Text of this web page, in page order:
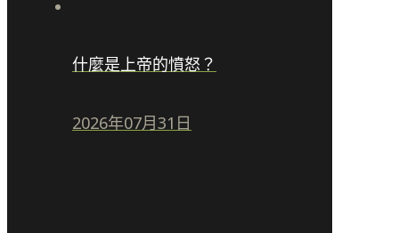
什麼是上帝的憤怒？
2026年07月31日